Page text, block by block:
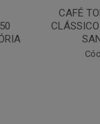
Copo
Pacote